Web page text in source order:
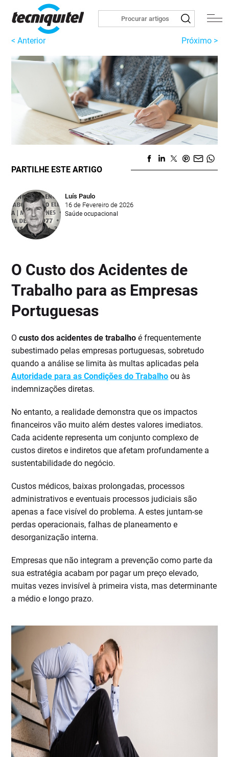
< Anterior Próximo >
PARTILHE ESTE ARTIGO
Luís Paulo
16 de Fevereiro de 2026
Saúde ocupacional
O Custo dos Acidentes de
Trabalho para as Empresas
Portuguesas
Ocusto dos acidentes de trabalhoé frequentemente
subestimado pelas empresas portuguesas, sobretudo
quando a análise se limita às multas aplicadas pela
Autoridade para as Condições do Trabalho ou às
indemnizações diretas.
No entanto, a realidade demonstra que os impactos
financeiros vão muito além destes valores imediatos.
Cada acidente representa um conjunto complexo de
custos diretos e indiretos que afetam profundamente a
sustentabilidade do negócio.
Custos médicos, baixas prolongadas, processos
administrativos e eventuais processos judiciais são
apenas a face visível do problema. A estes juntam-se
perdas operacionais, falhas de planeamento e
desorganização interna.
Empresas que não integram a prevenção como parte da
sua estratégia acabam por pagar um preço elevado,
muitas vezes invisível à primeira vista, mas determinante
a médio e longo prazo.